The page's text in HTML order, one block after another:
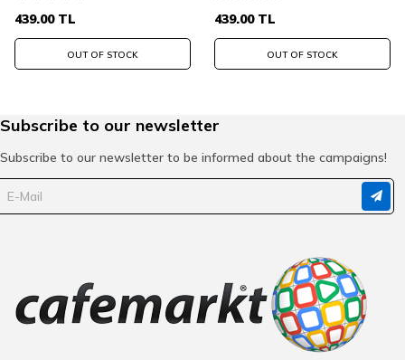
439.00TL
OUT OF STOCK
439.00TL
OUT OF STOCK
Subscribe to our newsletter
Subscribe to our newsletter to be informed about the campaigns!